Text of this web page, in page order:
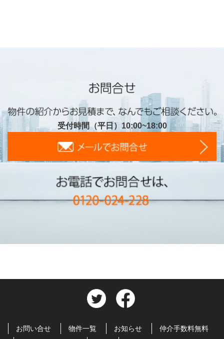
受付時間（平日）10:00~18:00
お問い合せ 物件一覧 お知らせ
仲介手数料無料